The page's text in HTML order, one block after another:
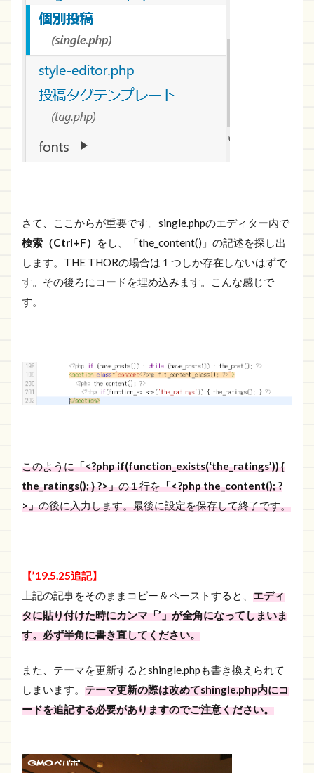
さて、ここからが重要です。single.phpのエディター内で
検索（Ctrl+F）
をし、「the_content()」の記述を探し出
します。THE THORの場合は１つしか存在しないはずで
す。その後ろにコードを埋め込みます。こんな感じで
す。
このように「<?php if(function_exists(‘the_ratings’)) {
the_ratings(); } ?>」の１行を「<?php the_content(); ?
>」の後に入力します。最後に設定を保存して終了です。
【’19.5.25追記】
上記の記事をそのままコピー＆ペーストすると、 エディ
タに貼り付けた時にカンマ「’」が全角になってしまいま
す。必ず半角に書き直してください。
また、テーマを更新するとshingle.phpも書き換えられて
しまいます。 テーマ更新の際は改めてshingle.php内にコ
ードを追記する必要がありますのでご注意ください。